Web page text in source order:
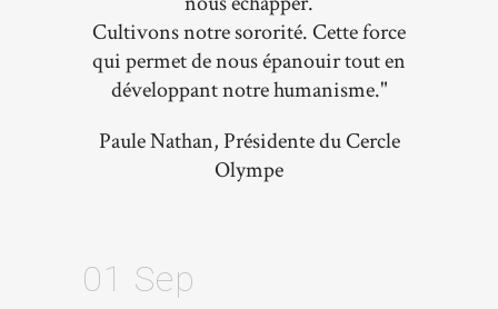
Cultivons notre sororité. Cette force
qui permet de nous épanouir tout en
développant notre humanisme."
Paule Nathan, Présidente du Cercle
Olympe
01 Sep